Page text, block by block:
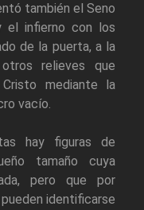
también el Seno
el infierno con los
de la puerta, a la
relieves que
mediante la
vacío.
hay figuras de
tamaño cuya
pero que por
identificarse